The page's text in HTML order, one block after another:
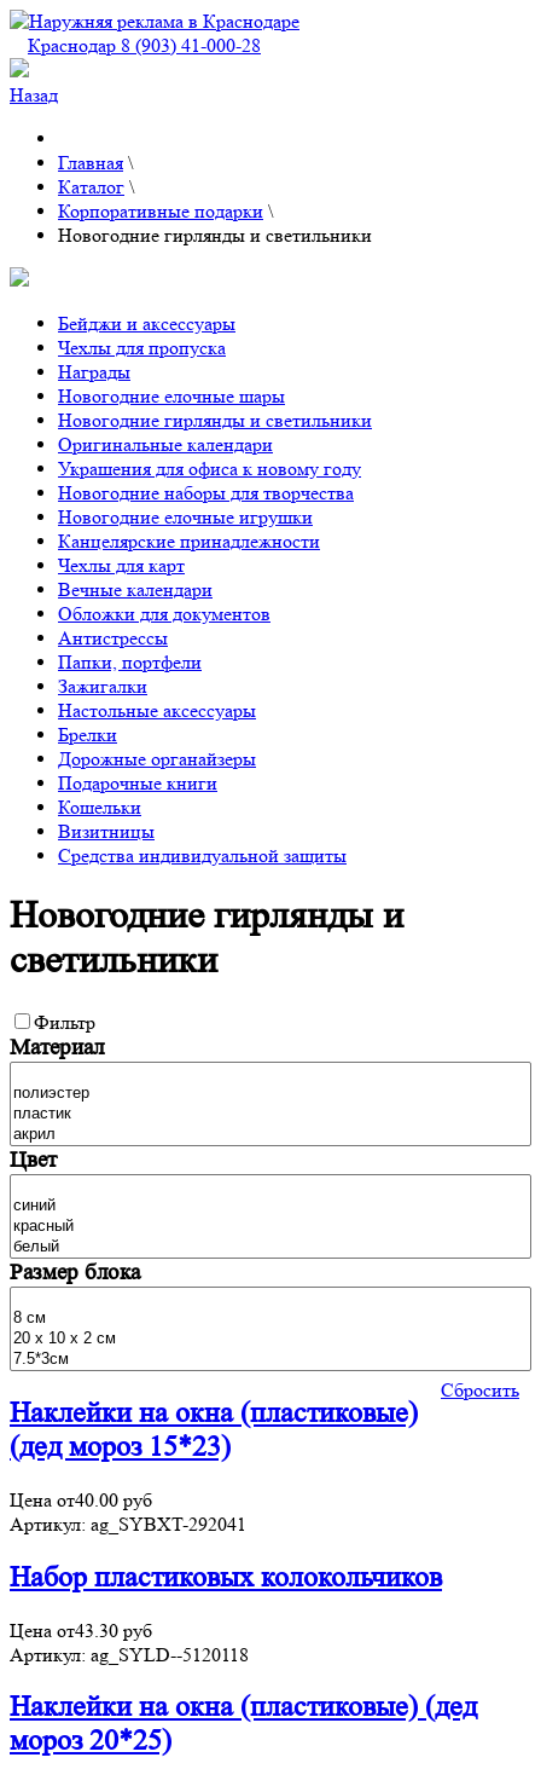
Краснодар 8 (903) 41-000-28
Назад
Главная \
Каталог \
Корпоративные подарки \
Новогодние гирлянды и светильники
Бейджи и аксессуары
Чехлы для пропуска
Награды
Новогодние елочные шары
Новогодние гирлянды и светильники
Оригинальные календари
Украшения для офиса к новому году
Новогодние наборы для творчества
Новогодние елочные игрушки
Канцелярские принадлежности
Чехлы для карт
Вечные календари
Обложки для документов
Антистрессы
Папки, портфели
Зажигалки
Настольные аксессуары
Брелки
Дорожные органайзеры
Подарочные книги
Кошельки
Визитницы
Средства индивидуальной защиты
Новогодние гирлянды и
светильники
Фильтр
Материал
Цвет
Размер блока
Сбросить
Наклейки на окна (пластиковые)
(дед мороз 15*23)
Цена от40.00 руб
Артикул: ag_SYBXT-292041
Набор пластиковых колокольчиков
Цена от43.30 руб
Артикул: ag_SYLD--5120118
Наклейки на окна (пластиковые) (дед
мороз 20*25)